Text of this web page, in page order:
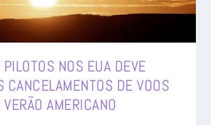
NOS EUA DEVE
CANCELAMENTOS DE VOOS
AMERICANO